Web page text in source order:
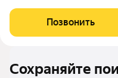
обращайтесь в отдел
Позвонить
Сохраняйте